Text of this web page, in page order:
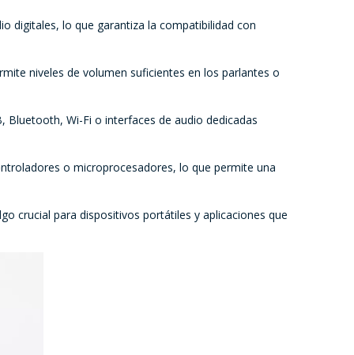
digitales, lo que garantiza la compatibilidad con
niveles de volumen suficientes en los parlantes o
Bluetooth, Wi-Fi o interfaces de audio dedicadas
o microprocesadores, lo que permite una
crucial para dispositivos portátiles y aplicaciones que